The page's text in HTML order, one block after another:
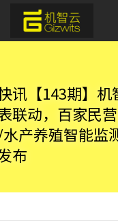
别解决方案
讯【143期】机
联动，百家民
产养殖智能监
布